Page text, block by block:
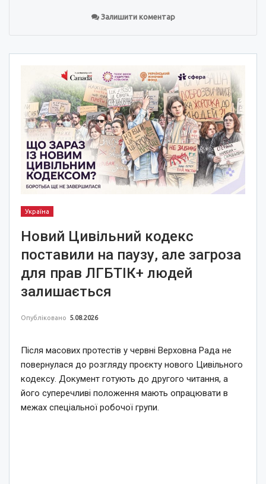
Залишити коментар
Україна
Новий Цивільний кодекс
поставили на паузу, але загроза
для прав ЛГБТІК+ людей
залишається
Опубліковано 5.08.2026
Після масових протестів у червні Верховна Рада не
повернулася до розгляду проєкту нового Цивільного
кодексу. Документ готують до другого читання, а
його суперечливі положення мають опрацювати в
межах спеціальної робочої групи.